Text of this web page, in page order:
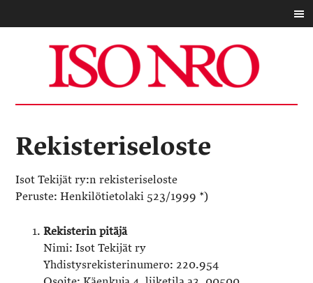
Rekisteriseloste
Isot Tekijät ry:n rekisteriseloste
Peruste: Henkilötietolaki 523/1999 *)
Rekisterin pitäjä
Nimi: Isot Tekijät ry
Yhdistysrekisterinumero: 220.954